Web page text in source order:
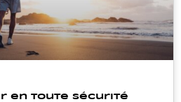
en toute sécurité